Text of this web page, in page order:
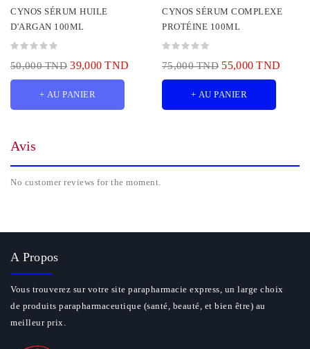
CYNOS SÉRUM HUILE
D'ARGAN 100ML
50,000 TND 39,000 TND
+ AU PANIER
CYNOS SÉRUM COMPLEXE
PROTÉINE 100ML
75,000 TND 55,000 TND
+ AU PANIER
Avis
No customer reviews for the moment.
A Propos
Vous trouverez sur votre site parapharmacie express, un large choix
de produits parapharmaceutique (santé, beauté, et bien être) au
meilleur prix.